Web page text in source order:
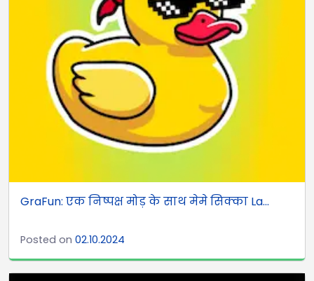
GraFun: एक निष्पक्ष मोड़ के साथ मेमे सिक्का La...
Posted on 02.10.2024